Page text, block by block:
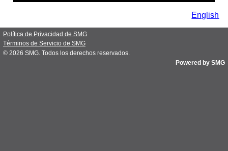
English
Política de Privacidad de SMG
Términos de Servicio de SMG
© 2026 SMG. Todos los derechos reservados.
Powered by SMG